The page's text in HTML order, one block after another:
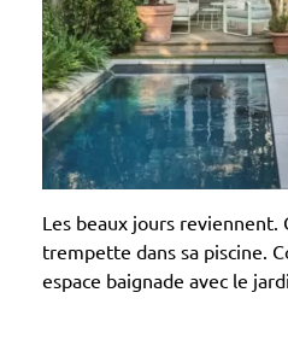
Les beaux jours reviennent.
trempette dans sa piscine.
espace baignade avec le